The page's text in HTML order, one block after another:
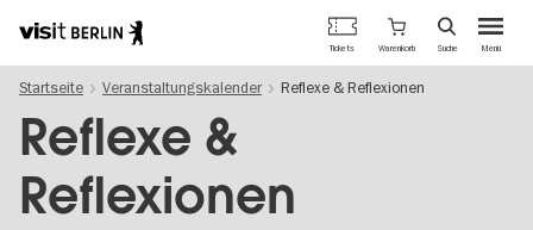
zum
Inhalt
Berlins
offizielles
Tourismusportal
Menü
Tickets Warenkorb Suche
Startseite Veranstaltungskalender Reflexe & Reflexionen
Reflexe &
Reflexionen